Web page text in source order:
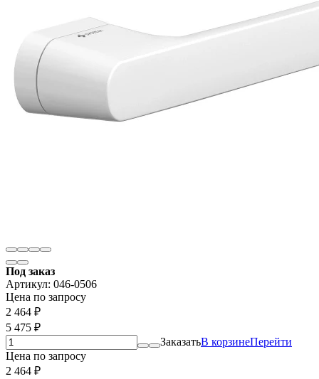
Под заказ
Артикул: 046-0506
Цена по запросу
2 464 ₽
5 475 ₽
ЗаказатьВ корзинеПерейти
Цена по запросу
2 464 ₽